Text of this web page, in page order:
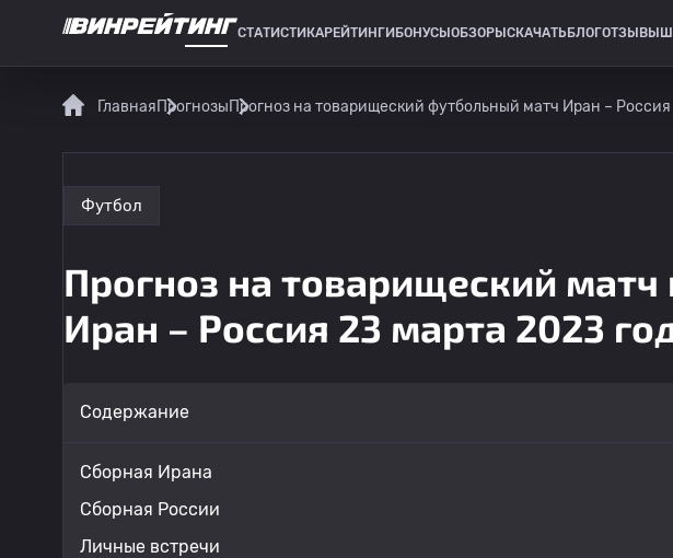
СТАТИСТИКАРЕЙТИНГИ БОНУСЫ ОБЗОРЫ СКАЧАТЬ БЛОГОТЗЫВЫ
ГлавнаяПрогнозыПрогноз на товарищеский футбольный матч Иран – Россия
Футбол
Прогноз на товарищеский матч
Иран – Россия 23 марта 2023
Содержание
Сборная Ирана
Сборная России
Личные встречи